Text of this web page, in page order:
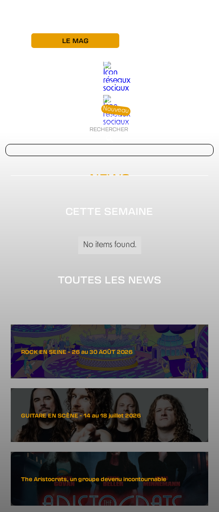
LE MAG
NEWS
MATOS
ARTISTES
PÉDAGO
Nouveau
NEWS
CETTE SEMAINE
No items found.
TOUTES LES NEWS
ROCK EN SEINE - 26 au 30 AOÛT 2026
GUITARE EN SCÈNE - 14 au 18 juillet 2026
The Aristocrats, un groupe devenu incontournable